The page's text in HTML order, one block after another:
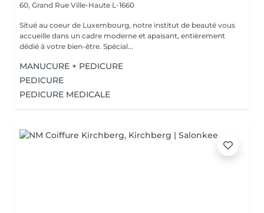
60, Grand Rue Ville-Haute L-1660
Situé au coeur de Luxembourg, notre institut de beauté vous
accueille dans un cadre moderne et apaisant, entièrement
dédié à votre bien-être. Spécial...
MANUCURE + PEDICURE
PEDICURE
PEDICURE MEDICALE